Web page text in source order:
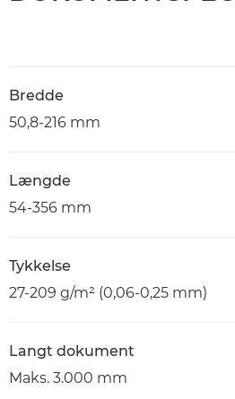
Bredde
50,8-216 mm
Længde
54-356 mm
Tykkelse
27-209 g/m² (0,06-0,25 mm)
Langt dokument
Maks. 3.000 mm